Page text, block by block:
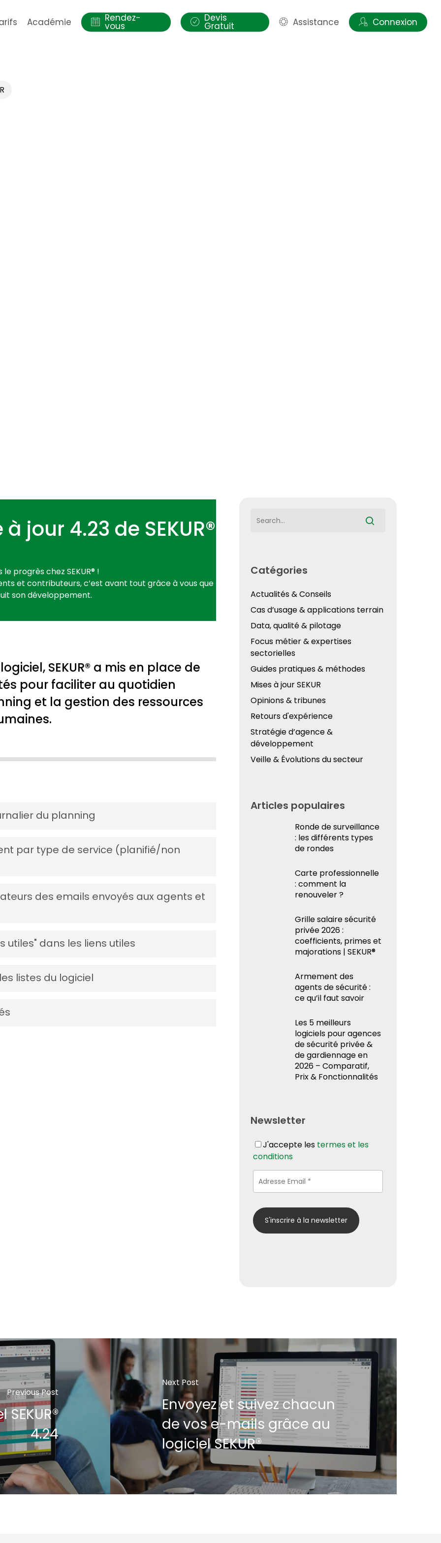
Académie Rendez-
vous
Devis
Gratuit Assistance Connexion
jour 4.23 de SEKUR®
progrès chez SEKUR® !
et contributeurs, c’est avant tout grâce à vous que
son développement.
SEKUR® a mis en place de
pour faciliter au quotidien
et la gestion des ressources
du planning
par type de service (planifié/non
dans l’export. Cette option est par défaut
!
des emails envoyés aux agents et
les plannings envoyés aux agents. Il est
utiles" dans les liens utiles
et propositions commerciales, un pack de
listes du logiciel
: générer des factures, télécharger des
Catégories
Actualités & Conseils
Cas d’usage & applications terrain
Data, qualité & pilotage
Focus métier & expertises
sectorielles
Guides pratiques & méthodes
Mises à jour SEKUR
Opinions & tribunes
Retours d'expérience
Stratégie d’agence &
développement
Veille & Évolutions du secteur
Articles populaires
Ronde de surveillance
: les différents types
de rondes
Carte professionnelle
: comment la
renouveler ?
Grille salaire sécurité
privée 2026 :
coefficients, primes et
majorations | SEKUR®
Armement des
agents de sécurité :
ce qu’il faut savoir
Les 5 meilleurs
logiciels pour agences
de sécurité privée &
de gardiennage en
2026 – Comparatif,
Prix & Fonctionnalités
Newsletter
J'accepte les termes et les
conditions
Previous Post
4.24
Next Post
Envoyez et suivez chacun
de vos e-mails grâce au
logiciel SEKUR®